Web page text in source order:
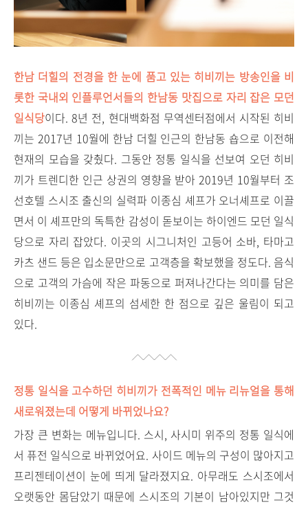
한남 더힐의 전경을 한 눈에 품고 있는 히비끼는 방송인을 비
롯한 국내외 인플루언서들의 한남동 맛집으로 자리 잡은 모던
일식당이다. 8년 전, 현대백화점 무역센터점에서 시작된 히비
끼는 2017년 10월에 한남 더힐 인근의 한남동 숍으로 이전해
현재의 모습을 갖췄다. 그동안 정통 일식을 선보여 오던 히비
끼가 트렌디한 인근 상권의 영향을 받아 2019년 10월부터 조
선호텔 스시조 출신의 실력파 이종심 셰프가 오너셰프로 이끌
면서 이 셰프만의 독특한 감성이 돋보이는 하이엔드 모던 일식
당으로 자리 잡았다. 이곳의 시그니처인 고등어 소바, 타마고
카츠 샌드 등은 입소문만으로 고객층을 확보했을 정도다. 음식
으로 고객의 가슴에 작은 파동으로 퍼져나간다는 의미를 담은
히비끼는 이종심 셰프의 섬세한 한 점으로 깊은 울림이 되고
있다.
정통 일식을 고수하던 히비끼가 전폭적인 메뉴 리뉴얼을 통해
새로워졌는데 어떻게 바뀌었나요?
가장 큰 변화는 메뉴입니다. 스시, 사시미 위주의 정통 일식에
서 퓨전 일식으로 바뀌었어요. 사이드 메뉴의 구성이 많아지고
프리젠테이션이 눈에 띄게 달라졌지요. 아무래도 스시조에서
오랫동안 몸담았기 때문에 스시조의 기본이 남아있지만 그것